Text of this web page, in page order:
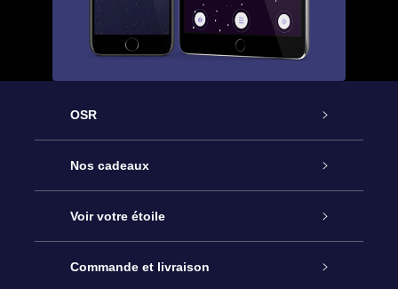
OSR
Service
À propos de l’OSR
Nous contacter
Nos cadeaux
Cadeau d’étoile en ligne
Coffret cadeau OSR
Voir votre étoile
Registre des étoiles
Commande et livraison